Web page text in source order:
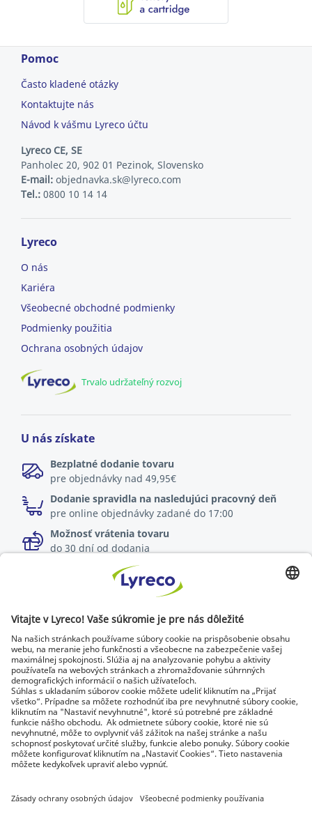
Pomoc
Často kladené otázky
Kontaktujte nás
Návod k vášmu Lyreco účtu
Lyreco CE, SE
Panholec 20, 902 01 Pezinok, Slovensko
E-mail: objednavka.sk@lyreco.com
Tel.: 0800 10 14 14
Lyreco
O nás
Kariéra
Všeobecné obchodné podmienky
Podmienky použitia
Ochrana osobných údajov
Trvalo udržateľný rozvoj
U nás získate
Bezplatné dodanie tovaru
pre objednávky nad 49,95€
Dodanie spravidla na nasledujúci pracovný deň
pre online objednávky zadané do 17:00
Možnosť vrátenia tovaru
do 30 dní od dodania
Špecialista na každé pracovisko
Najnovšie správy a rady od odborníkov
Objavte Lyreco riešenia pre ekologickejšie pracoviská
© Lyreco 2026 | Dodávame výhradne firmám a
podnikateľom. Všetky ceny sú uvedené bez DPH. Právo
spotrebiteľa na odstúpenie od zmluvy sa neuplatňuje.
Identifikačné údaje|Všeobecné obchodné
osvedčenia|
Vyhlásenie o digitálnej